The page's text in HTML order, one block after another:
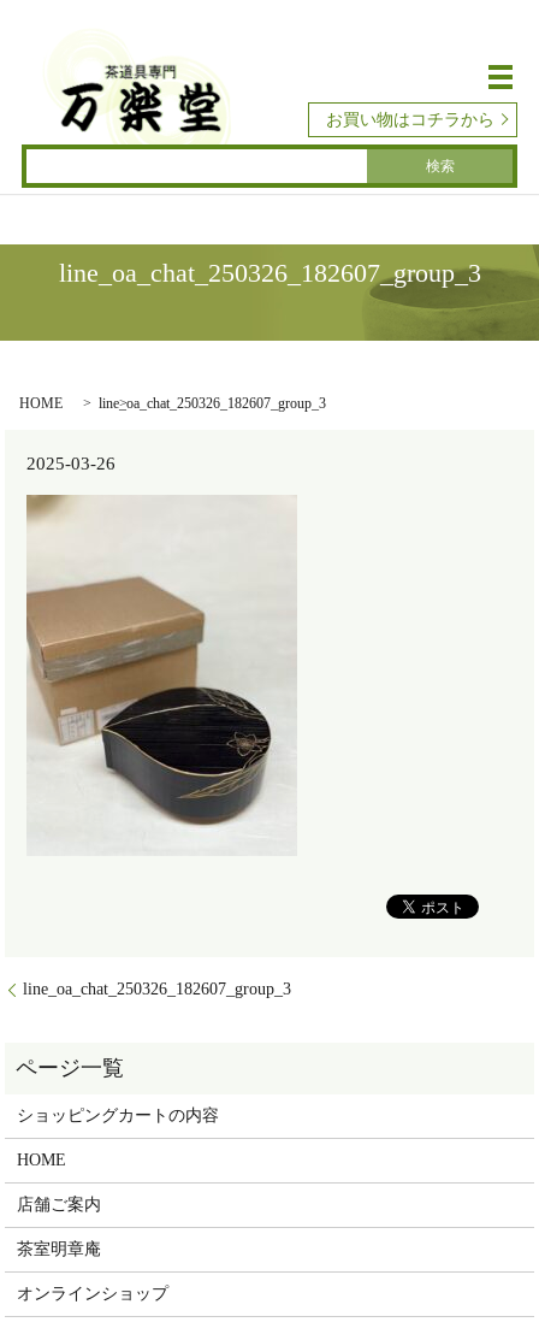
メ
お買い物はコチラから
line_oa_chat_250326_182607_group_3
HOME line_oa_chat_250326_182607_group_3
2025-03-26
line_oa_chat_250326_182607_group_3
ショッピングカートの内容
HOME
店舗ご案内
茶室明章庵
オンラインショップ